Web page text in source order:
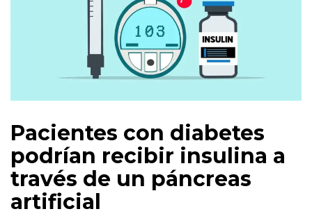
Pacientes con diabetes
podrían recibir insulina a
través de un páncreas
artificial